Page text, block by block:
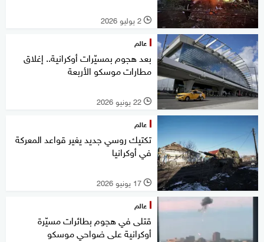
l 2 يوليو 2026
عالم
بعد هجوم بمسيّرات أوكرانية.. إغلاق
مطارات موسكو الأربعة
l 22 يونيو 2026
عالم
تكتيك روسي جديد يغير قواعد المعركة
في أوكرانيا
l 17 يونيو 2026
عالم
قتلى في هجوم بطائرات مسيّرة
أوكرانية على ضواحي موسكو